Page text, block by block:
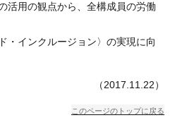
活用の観点から、全構成員の労働
・インクルージョン〉の実現に向
（2017.11.22）
このページのトップに戻る